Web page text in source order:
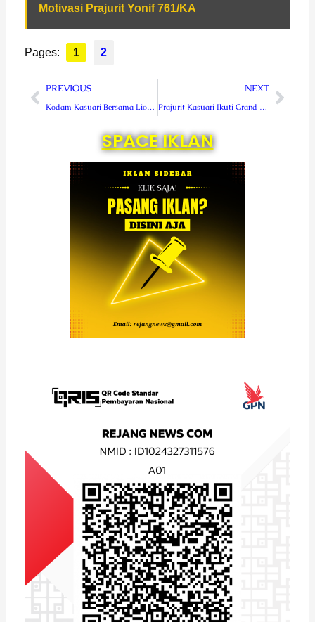
Motivasi Prajurit Yonif 761/KA
Pages: 1 2
Prev
PREVIOUS
Kodam Kasuari Bersama Lion Club Berbagi Sesama Cegah Stunting
NEXT
Prajurit Kasuari Ikuti Grand Launching Super Apps ETWP AD dan Penyerahan Seragam PNS TNI AD
Next
SPACE IKLAN